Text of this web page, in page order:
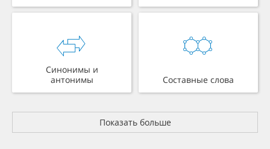
Синонимы и
антонимы
Составные слова
Показать больше